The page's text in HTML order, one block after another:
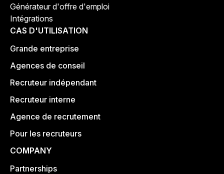
Générateur d'offre d'emploi
Intégrations
CAS D'UTILISATION
Grande entreprise
Agences de conseil
Recruteur indépendant
Recruteur interne
Agence de recrutement
Pour les recruteurs
COMPANY
Partnerships